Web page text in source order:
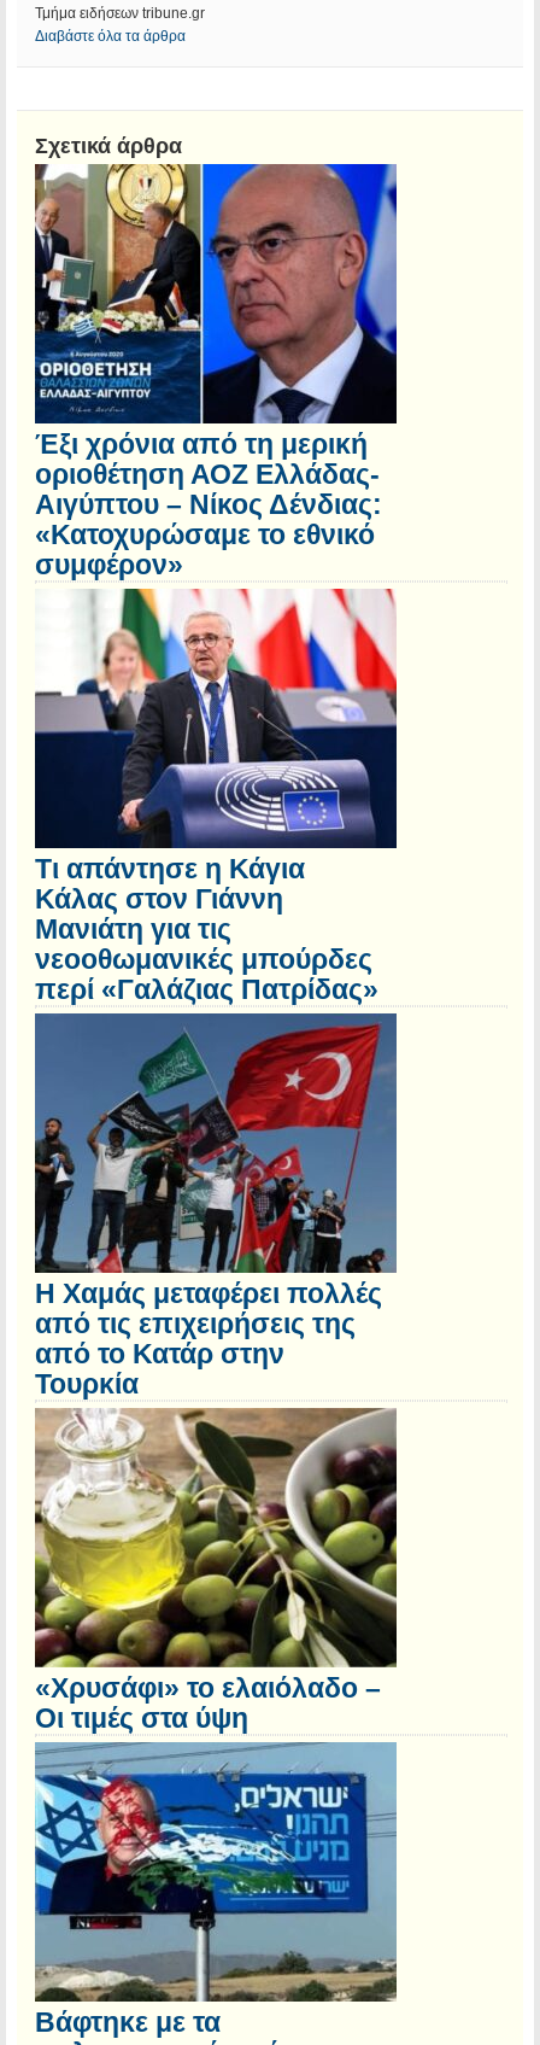
Τμήμα ειδήσεων tribune.gr
Διαβάστε όλα τα άρθρα
Σχετικά άρθρα
Έξι χρόνια από τη μερική
οριοθέτηση ΑΟΖ Ελλάδας-
Αιγύπτου – Νίκος Δένδιας:
«Κατοχυρώσαμε το εθνικό
συμφέρον»
Τι απάντησε η Κάγια
Κάλας στον Γιάννη
Μανιάτη για τις
νεοοθωμανικές μπούρδες
περί «Γαλάζιας Πατρίδας»
Η Χαμάς μεταφέρει πολλές
από τις επιχειρήσεις της
από το Κατάρ στην
Τουρκία
«Χρυσάφι» το ελαιόλαδο –
Οι τιμές στα ύψη
Βάφτηκε με τα